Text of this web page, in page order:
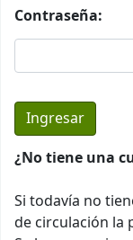
Contraseña:
¿No tiene una
Si todavía no
de circulación la